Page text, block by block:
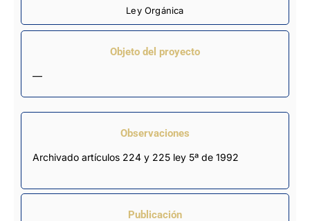
Ley Orgánica
Objeto del proyecto
—
Observaciones
Archivado artículos 224 y 225 ley 5ª de 1992
Publicación